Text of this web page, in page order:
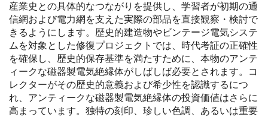
産業史との具体的なつながりを提供し、学習者が初期の通
信網および電力網を支えた実際の部品を直接観察・検討で
きるようにします。歴史的建造物やビンテージ電気システ
ムを対象とした修復プロジェクトでは、時代考証の正確性
を確保し、歴史的保存基準を満たすために、本物のアンテ
ィークな磁器製電気絶縁体がしばしば必要とされます。コ
レクターがその歴史的意義および希少性を認識するにつ
れ、アンティークな磁器製電気絶縁体の投資価値はさらに
高まっています。独特の刻印、珍しい色調、あるいは重要